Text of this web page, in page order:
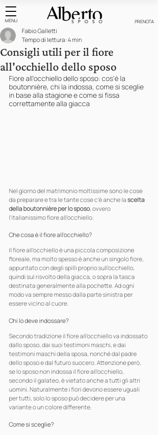
MENU PRENOTA
Consigli utili per il fiore
all'occhiello dello sposo
Fabio Galletti
Tempo di lettura: 4 min
Fiore all'occhiello dello sposo: cos'è la
boutonnière, chi la indossa, come si sceglie
in base alla stagione e come si fissa
correttamente alla giacca
Nel giorno del matrimonio moltissime sono le cose
da preparare e tra le tante cose c’è anche la scelta
della boutonnière per lo sposo, ovvero
l'italianissimo fiore all'occhiello.
Che cosa è il fiore all'occhiello?
Il fiore all'occhiello è una piccola composizione
floreale, ma molto spesso è anche un singolo fiore,
appuntato con degli spilli proprio sull'occhiello,
quindi sul risvolto della giacca, o sopra la tasca
destinata generalmente alla pochette. Ad ogni
modo va sempre messo dalla parte sinistra per
essere vicino al cuore.
Chi lo deve indossare?
Secondo tradizione il fiore all'occhiello va indossato
dallo sposo, dai suoi testimoni maschi, e dai
testimoni maschi della sposa, nonché dal padre
dello sposo e dal futuro suocero. Attenzione però,
se lo sposo non indossa il fiore all'occhiello,
secondo il galateo, è vietato anche a tutti gli altri
uomini. Naturalmente i fiori devono essere uguali
per tutti, solo lo sposo può decidere per una
variante o un colore differente.
Come si sceglie?